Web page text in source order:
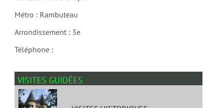
Métro : Rambuteau
Arrondissement : 3e
Téléphone :
VISITES GUIDÉES